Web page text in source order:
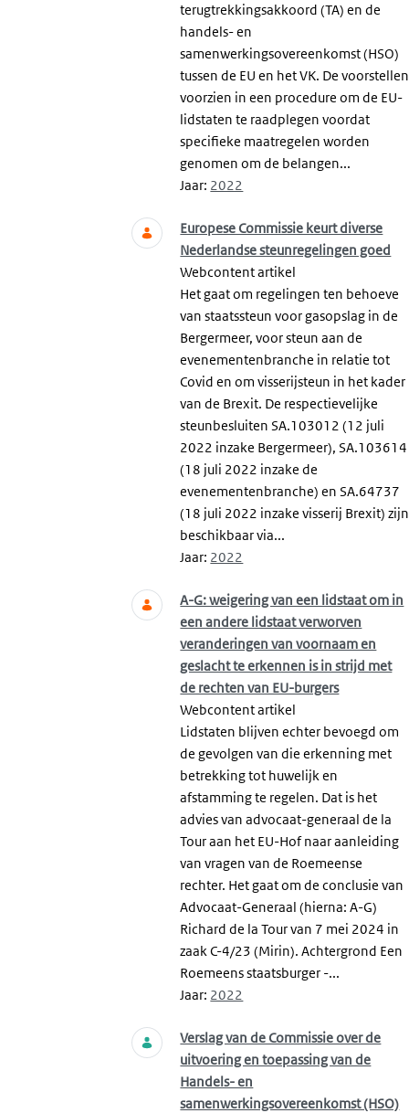
terugtrekkingsakkoord (TA) en de
handels- en
samenwerkingsovereenkomst (HSO)
tussen de EU en het VK. De voorstellen
voorzien in een procedure om de EU-
lidstaten te raadplegen voordat
specifieke maatregelen worden
genomen om de belangen...
Jaar: 2022
Europese Commissie keurt diverse
Nederlandse steunregelingen goed
Webcontent artikel
Het gaat om regelingen ten behoeve
van staatssteun voor gasopslag in de
Bergermeer, voor steun aan de
evenementenbranche in relatie tot
Covid en om visserijsteun in het kader
van de Brexit. De respectievelijke
steunbesluiten SA.103012 (12 juli
2022 inzake Bergermeer), SA.103614
(18 juli 2022 inzake de
evenementenbranche) en SA.64737
(18 juli 2022 inzake visserij Brexit) zijn
beschikbaar via...
Jaar: 2022
A-G: weigering van een lidstaat om in
een andere lidstaat verworven
veranderingen van voornaam en
geslacht te erkennen is in strijd met
de rechten van EU-burgers
Webcontent artikel
Lidstaten blijven echter bevoegd om
de gevolgen van die erkenning met
betrekking tot huwelijk en
afstamming te regelen. Dat is het
advies van advocaat-generaal de la
Tour aan het EU-Hof naar aanleiding
van vragen van de Roemeense
rechter. Het gaat om de conclusie van
Advocaat-Generaal (hierna: A-G)
Richard de la Tour van 7 mei 2024 in
zaak C-4/23 (Mirin). Achtergrond Een
Roemeens staatsburger -...
Jaar: 2022
Verslag van de Commissie over de
uitvoering en toepassing van de
Handels- en
samenwerkingsovereenkomst (HSO)